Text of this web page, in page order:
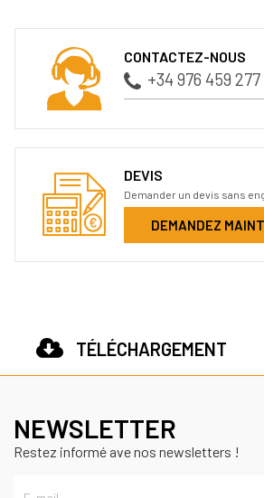
CONTACTEZ-NOUS
+34 976 459 277
DEVIS
Demander un devis sans
DEMANDEZ
TÉLÉCHARGEMENT
NEWSLETTER
Restez informé ave nos newsletters !